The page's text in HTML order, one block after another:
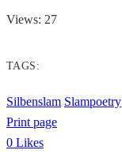
Views: 27
TAGS:
Silbenslam Slampoetry
Print page
0 Likes